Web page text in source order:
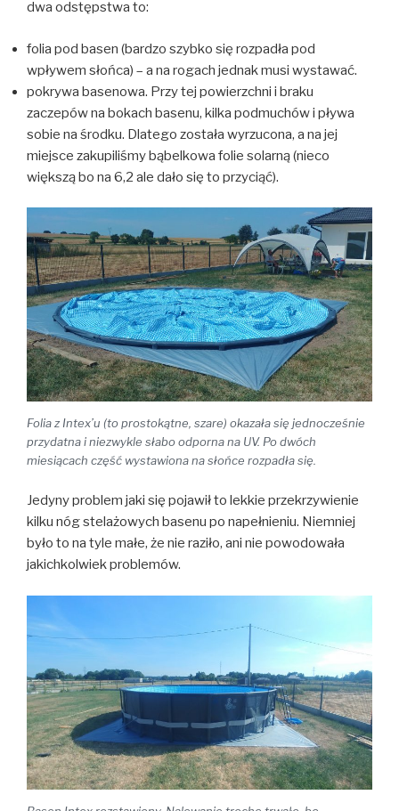
dwa odstępstwa to:
folia pod basen (bardzo szybko się rozpadła pod
wpływem słońca) – a na rogach jednak musi wystawać.
pokrywa basenowa. Przy tej powierzchni i braku
zaczepów na bokach basenu, kilka podmuchów i pływa
sobie na środku. Dlatego została wyrzucona, a na jej
miejsce zakupiliśmy bąbelkowa folie solarną (nieco
większą bo na 6,2 ale dało się to przyciąć).
Folia z Intex’u (to prostokątne, szare) okazała się jednocześnie
przydatna i niezwykle słabo odporna na UV. Po dwóch
miesiącach część wystawiona na słońce rozpadła się.
Jedyny problem jaki się pojawił to lekkie przekrzywienie
kilku nóg stelażowych basenu po napełnieniu. Niemniej
było to na tyle małe, że nie raziło, ani nie powodowała
jakichkolwiek problemów.